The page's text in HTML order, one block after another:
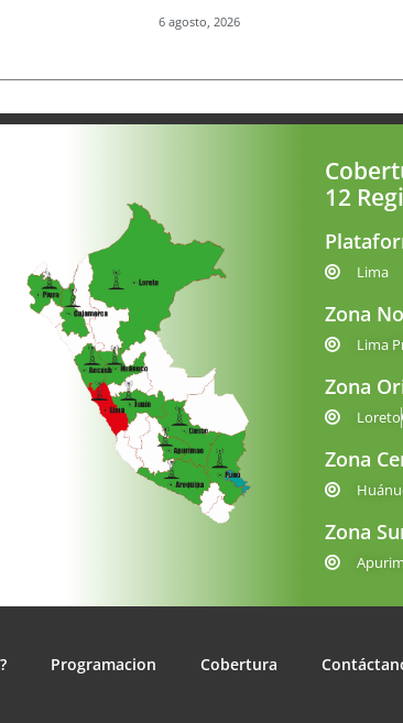
6 agosto, 2026
12
Lima
Zona
Lima
Zona
Loreto
Zona
Zona
Programacion Cobertura